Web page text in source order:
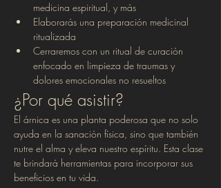
medicina espiritual, y más
Elaborarás una preparación medicinal
ritualizada
Cerraremos con un ritual de curación
enfocado en limpieza de traumas y
dolores emocionales no resueltos
¿Por qué asistir?
El árnica es una planta poderosa que no solo
ayuda en la sanación física, sino que también
nutre el alma y eleva nuestro espíritu. Esta clase
te brindará herramientas para incorporar sus
beneficios en tu vida.